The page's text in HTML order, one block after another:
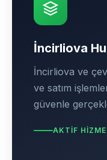
İncirliova
İncirliova ve
ve satım
güvenle
AKTIF